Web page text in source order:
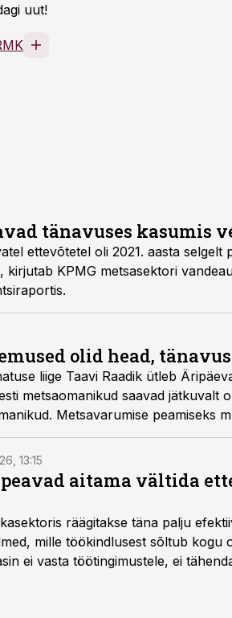
uut!
tänavuses kasumis
ettevõtetel oli 2021. aasta
kirjutab KPMG metsasektori
olid head,
liige Taavi Raadik ütleb
metsaomanikud saavad jätkuvalt
Metsavarumise peamiseks
13:15
peavad aitama vältida
räägitakse täna palju
mille töökindlusest sõltub kogu
ei vasta töötingimustele, ei